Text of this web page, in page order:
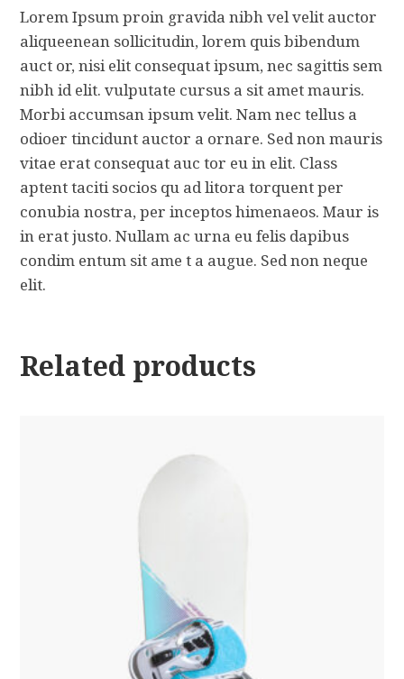
Lorem Ipsum proin gravida nibh vel velit auctor
aliqueenean sollicitudin, lorem quis bibendum
auct or, nisi elit consequat ipsum, nec sagittis sem
nibh id elit. vulputate cursus a sit amet mauris.
Morbi accumsan ipsum velit. Nam nec tellus a
odioer tincidunt auctor a ornare. Sed non mauris
vitae erat consequat auc tor eu in elit. Class
aptent taciti socios qu ad litora torquent per
conubia nostra, per inceptos himenaeos. Maur is
in erat justo. Nullam ac urna eu felis dapibus
condim entum sit ame t a augue. Sed non neque
elit.
Related products